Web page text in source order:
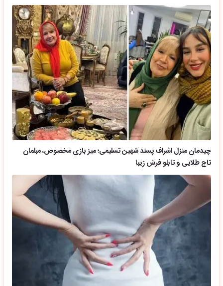
چیدمان منزل اشراف پسند شهین تسلیمی؛ میز بازی مخصوص، مبلمان
تاج طلایی و تابلو فرش زیبا